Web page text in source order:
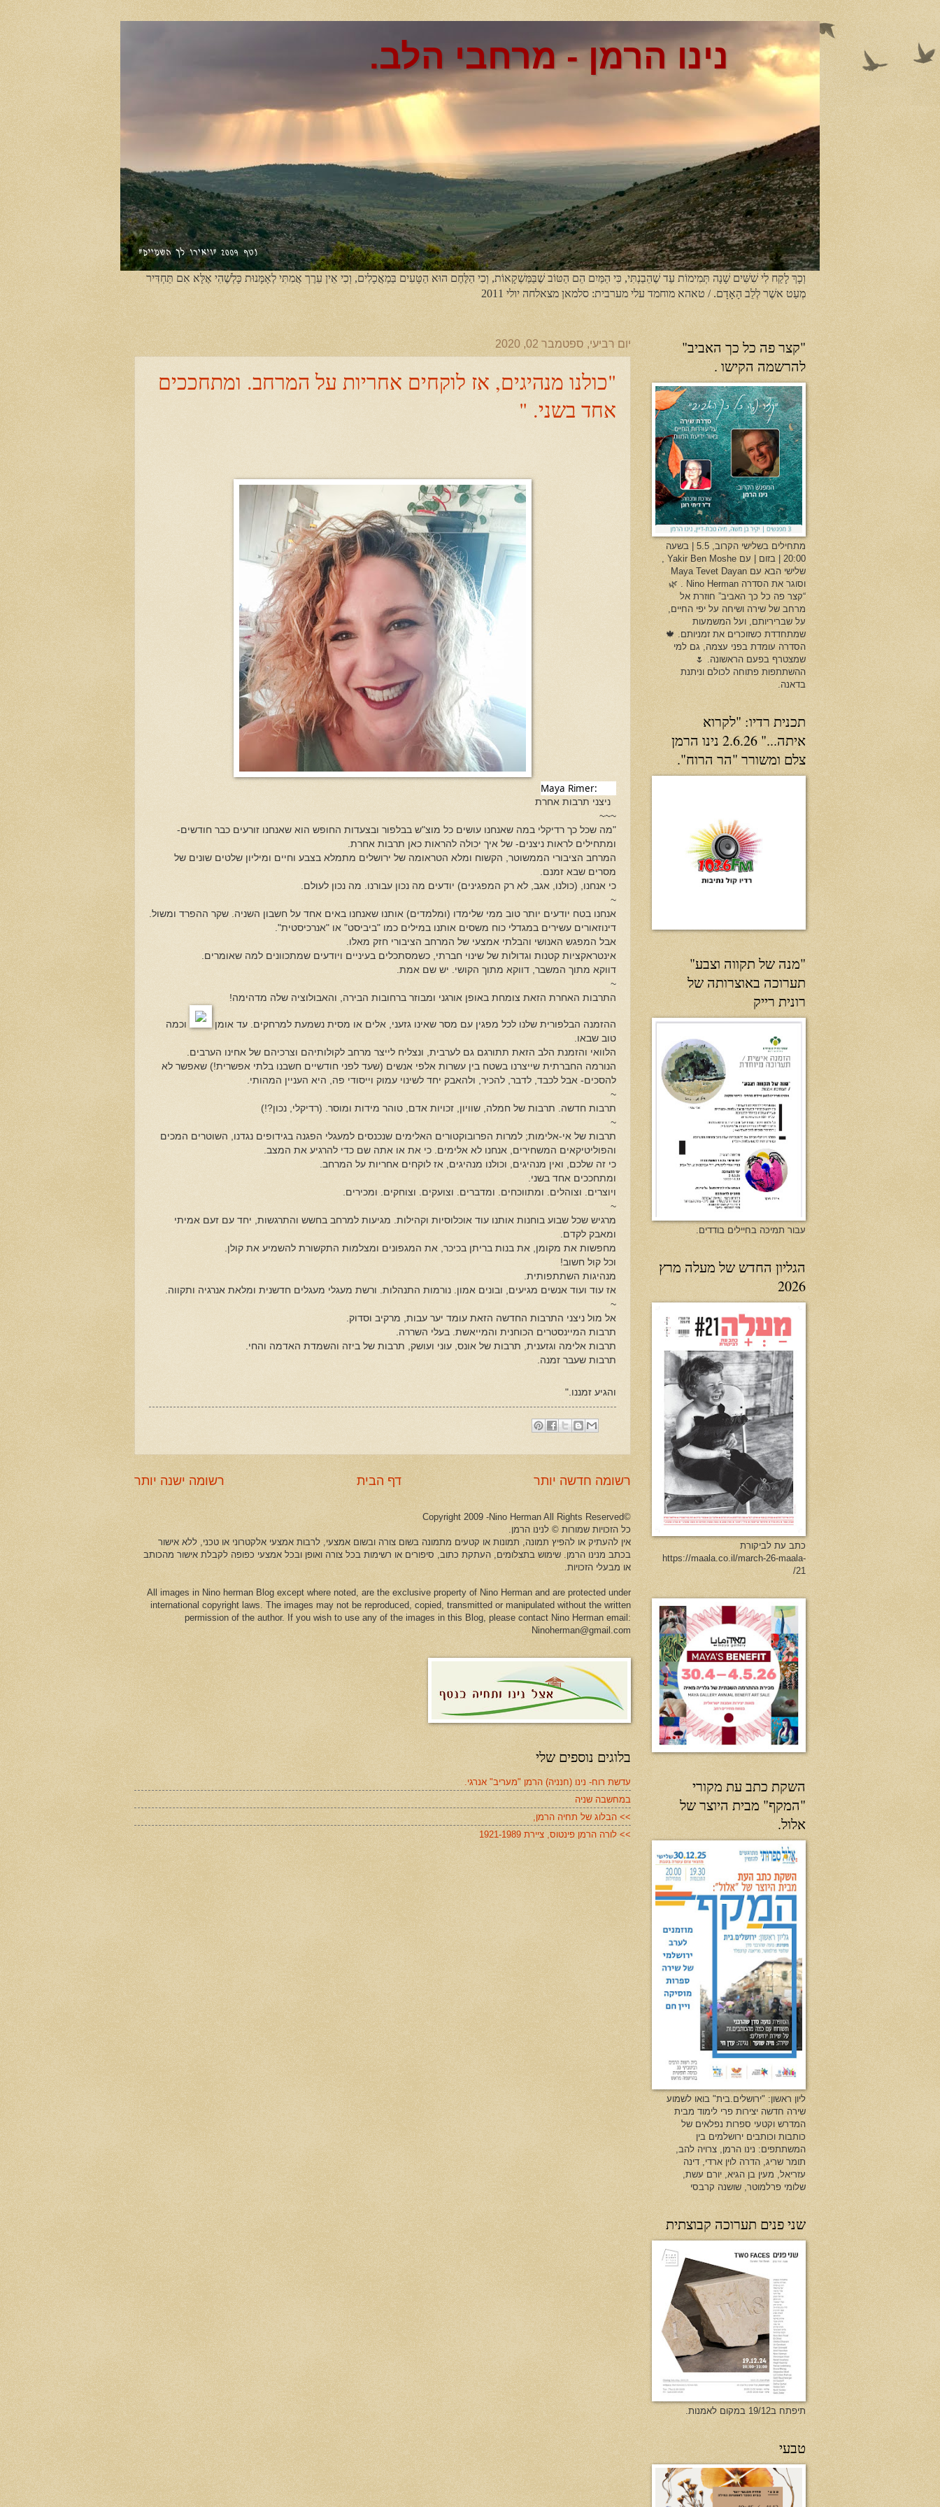
נינו הרמן - מרחבי הלב.
וְכָךְ לָקַח לִי שִׁשִּׁים שָׁנָה תְּמִימוֹת עַד שֶׁהֵבַנְתִּי, כִּי הַמַּיִם הֵם הַטּוֹב שֶׁבַּמַּשְׁקָאוֹת, וְכִי הַלֶּחֶם הוּא הַטָּעִים בַּמַאֲכָלִים, וְכִי אֵין עֵרֶך אֲמִתִּי לְאָמָּנוּת כָּלְשֶׁהִי אֶלָּא אִם תַּחְדִּיר
מְעַט אשֶׁר לְלֵב הָאָדָם. / טאהא מוחמד עלי מערבית: סלמאן מצאלחה יולי 2011
יום רביעי, ספטמבר 02, 2020
"כולנו מנהיגים, אז לוקחים אחריות על המרחב. ומתחככים
אחד בשני. "
Maya Rimer:
ניצני תרבות אחרת
~~~
"מה שכל כך רדיקלי במה שאנחנו עושים כל מוצ"ש בבלפור ובצעדות החופש הוא שאנחנו זורעים כבר חודשים-
ומתחילים לראות ניצנים- של איך יכולה להראות כאן תרבות אחרת.
המרחב הציבורי הממשוטר, הקשוח ומלא הטראומה של ירושלים מתמלא בצבע וחיים ומיליון שלטים שונים של
מסרים שבא זמנם.
כי אנחנו, (כולנו, אגב, לא רק המפגינים) יודעים מה נכון עבורנו. מה נכון לעולם.
~
אנחנו בטח יודעים יותר טוב ממי שלימדו (ומלמדים) אותנו שאנחנו באים אחד על חשבון השניה. שקר ההפרד ומשול.
דינוזאורים עשירים במגדלי כוח משסים אותנו במילים כמו "ביביסט" או "אנרכיסטית".
אבל המפגש האנושי והבלתי אמצעי של המרחב הציבורי חזק מאלו.
אינטראקציות קטנות וגדולות של שינוי חברתי, כשמסתכלים בעיניים ויודעים שמתכוונים למה שאומרים.
דווקא מתוך המשבר, דווקא מתוך הקושי. יש שם אמת.
~
התרבות האחרת הזאת צומחת באופן אורגני ומבוזר ברחובות הבירה, והאבולוציה שלה מדהימה!
ההזמנה הבלפורית שלנו לכל מפגין עם מסר שאינו גזעני, אלים או מסית נשמעת למרחקים. עד אומן
וכמה
טוב שבאו.
הלוואי והזמנת הלב הזאת תתורגם גם לערבית, ונצליח לייצר מרחב לקולותיהם וצרכיהם של אחינו הערבים.
הנורמה החברתית שייצרנו בשטח בין עשרות אלפי אנשים (שעד לפני חודשיים חשבנו בלתי אפשרית!) שאפשר לא
להסכים- אבל לכבד, לדבר, להכיר, ולהאבק יחד לשינוי עמוק וייסודי פה, היא העניין המהותי.
~
תרבות חדשה. תרבות של חמלה, שוויון, זכויות אדם, טוהר מידות ומוסר. (רדיקלי, נכון?!)
~
תרבות של אי-אלימות; למרות הפרובוקטורים האלימים שנכנסים למעגלי הפגנה בגידופים נגדנו, השוטרים המכים
והפוליטיקאים המשחירים, אנחנו לא אלימים. כי את או אתה שם כדי להרגיע את המצב.
כי זה שלכם, ואין מנהיגים, וכולנו מנהיגים, אז לוקחים אחריות על המרחב.
ומתחככים אחד בשני.
ויוצרים. וצוהלים. ומתווכחים. ומדברים. וצועקים. וצוחקים. ומכירים.
~
מרגיש שכל שבוע בוחנות אותנו עוד אוכלוסיות וקהילות. מגיעות למרחב בחשש והתרגשות, יחד עם זעם אמיתי
ומאבק לקדם.
מחפשות את מקומן, את בנות בריתן בכיכר, את המגפונים ומצלמות התקשורת להשמיע את קולן.
וכל קול חשוב!
מנהיגות השתתפותית.
אז עוד ועוד אנשים מגיעים, ובונים אמון. נורמות התנהלות. ורשת מעגלי מעגלים חדשנית ומלאת אנרגיה ותקווה.
~
אל מול ניצני התרבות החדשה הזאת עומד יער עבות, מרקיב וסדוק.
תרבות המיינסטרים הכוחנית והמייאשת. בעלי השררה.
תרבות אלימה וגזענית, תרבות של אונס, עוני ועושק, תרבות של ביזה והשמדת האדמה והחי.
תרבות שעבר זמנה.
והגיע זמננו."
רשומה חדשה יותר רשומה ישנה יותר דף הבית
©Copyright 2009 -Nino Herman All Rights Reserved
כל הזכויות שמורות © לנינו הרמן.
אין להעתיק או להפיץ תמונה, תמונות או קטעים מתמונה בשום צורה ובשום אמצעי, לרבות אמצעי אלקטרוני או טכני, ללא אישור
בכתב מנינו הרמן. שימוש בתצלומים, העתקת כתוב, סיפורים או רשימות בכל צורה ואופן ובכל אמצעי כפופה לקבלת אישור מהכותב
או מבעלי הזכויות.
All images in Nino herman Blog except where noted, are the exclusive property of Nino Herman and are protected under
international copyright laws. The images may not be reproduced, copied, transmitted or manipulated without the written
permission of the author. If you wish to use any of the images in this Blog, please contact Nino Herman email:
Ninoherman@gmail.com
בלוגים נוספים שלי
עדשת רוח- נינו (חנניה) הרמן "מעריב" אנרגי.
במחשבה שניה
>> הבלוג של תחיה הרמן,
>> לורה הרמן פינטוס, ציירת 1921-1989
"קצר פה כל כך האביב"
להרשמה הקישו .
מתחילים בשלישי הקרוב, 5.5 | בשעה
20:00 | בזום | עם Yakir Ben Moshe ,
שלישי הבא עם Maya Tevet Dayan
וסוגר את הסדרה Nino Herman . 🌿
“קצר פה כל כך האביב” חוזרת אל
מרחב של שירה ושיחה על יפי החיים,
על שבריריותם, ועל המשמעות
שמתחדדת כשזוכרים את זמניותם. 🍁
הסדרה עומדת בפני עצמה, גם למי
שמצטרף בפעם הראשונה. 🌷
ההשתתפות פתוחה לכולם וניתנת
בדאנה.
תכנית רדיו: "לקרוא
איתה..." 2.6.26 נינו הרמן
צלם ומשורר "הר הרוח".
"מנה של תקווה וצבע"
תערוכה באוצרותה של
רונית רייק
עבור תמיכה בחיילים בודדים.
הגליון החדש של מעלה מרץ
2026
כתב עת לביקורת
https://maala.co.il/march-26-maala-
21/
השקת כתב עת מקורי
"המקף" מבית היוצר של
אלול.
ליון ראשון: "ירושלים.בית" בואו לשמוע
שירה חדשה יצירות פרי לימוד מבית
המדרש וקטעי ספרות נפלאים של
כותבות וכותבים ירושלמים בין
המשתתפים: נינו הרמן, צרויה להב,
תומר שריג, הדרה לוין ארדי, דינה
עזריאל, מעין בן הגיא, יורם עשת,
שלומי פרלמוטר, שושנה קרבסי
שני פנים תערוכה קבוצתית
תיפתח ב19/12 במקום לאמנות.
טבעי